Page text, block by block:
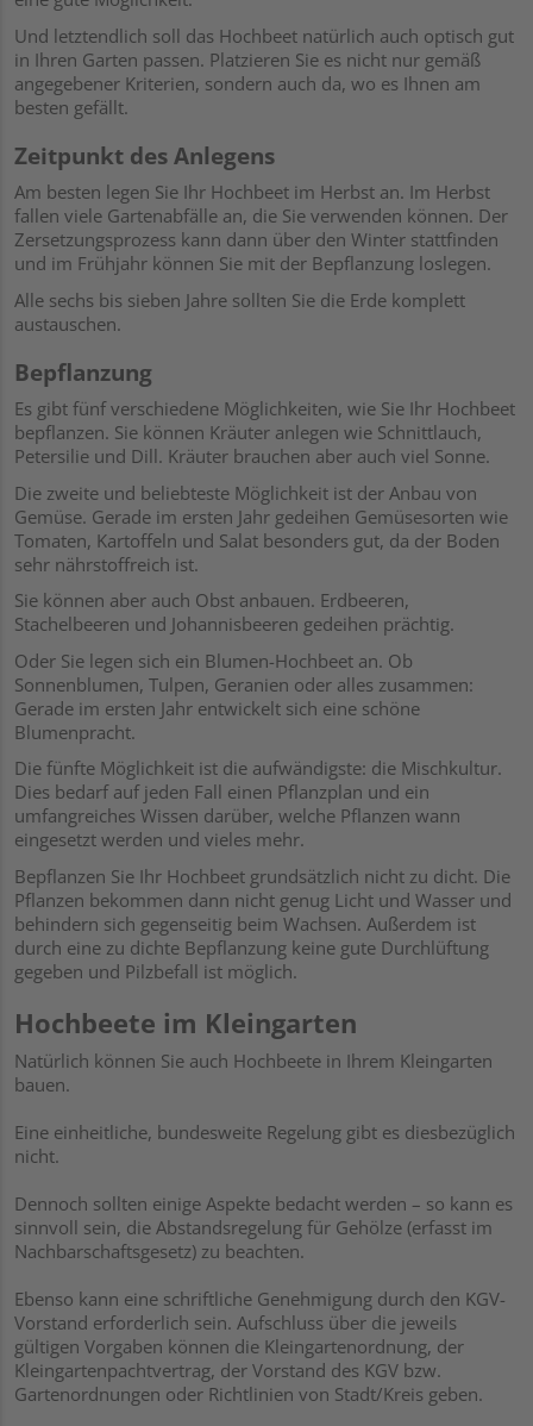
Und letztendlich soll das Hochbeet natürlich auch optisch gut
in Ihren Garten passen. Platzieren Sie es nicht nur gemäß
angegebener Kriterien, sondern auch da, wo es Ihnen am
besten gefällt.
Zeitpunkt des Anlegens
Am besten legen Sie Ihr Hochbeet im Herbst an. Im Herbst
fallen viele Gartenabfälle an, die Sie verwenden können. Der
Zersetzungsprozess kann dann über den Winter stattfinden
und im Frühjahr können Sie mit der Bepflanzung loslegen.
Alle sechs bis sieben Jahre sollten Sie die Erde komplett
austauschen.
Bepflanzung
Es gibt fünf verschiedene Möglichkeiten, wie Sie Ihr Hochbeet
bepflanzen. Sie können Kräuter anlegen wie Schnittlauch,
Petersilie und Dill. Kräuter brauchen aber auch viel Sonne.
Die zweite und beliebteste Möglichkeit ist der Anbau von
Gemüse. Gerade im ersten Jahr gedeihen Gemüsesorten wie
Tomaten, Kartoffeln und Salat besonders gut, da der Boden
sehr nährstoffreich ist.
Sie können aber auch Obst anbauen. Erdbeeren,
Stachelbeeren und Johannisbeeren gedeihen prächtig.
Oder Sie legen sich ein Blumen-Hochbeet an. Ob
Sonnenblumen, Tulpen, Geranien oder alles zusammen:
Gerade im ersten Jahr entwickelt sich eine schöne
Blumenpracht.
Die fünfte Möglichkeit ist die aufwändigste: die Mischkultur.
Dies bedarf auf jeden Fall einen Pflanzplan und ein
umfangreiches Wissen darüber, welche Pflanzen wann
eingesetzt werden und vieles mehr.
Bepflanzen Sie Ihr Hochbeet grundsätzlich nicht zu dicht. Die
Pflanzen bekommen dann nicht genug Licht und Wasser und
behindern sich gegenseitig beim Wachsen. Außerdem ist
durch eine zu dichte Bepflanzung keine gute Durchlüftung
gegeben und Pilzbefall ist möglich.
Hochbeete im Kleingarten
Natürlich können Sie auch Hochbeete in Ihrem Kleingarten
bauen.
Eine einheitliche, bundesweite Regelung gibt es diesbezüglich
nicht.
Dennoch sollten einige Aspekte bedacht werden – so kann es
sinnvoll sein, die Abstandsregelung für Gehölze (erfasst im
Nachbarschaftsgesetz) zu beachten.
Ebenso kann eine schriftliche Genehmigung durch den KGV-
Vorstand erforderlich sein. Aufschluss über die jeweils
gültigen Vorgaben können die Kleingartenordnung, der
Kleingartenpachtvertrag, der Vorstand des KGV bzw.
Gartenordnungen oder Richtlinien von Stadt/Kreis geben.